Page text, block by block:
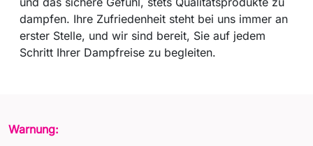
dampfen. Ihre Zufriedenheit steht bei uns immer an
erster Stelle, und wir sind bereit, Sie auf jedem
Schritt Ihrer Dampfreise zu begleiten.
Warnung: